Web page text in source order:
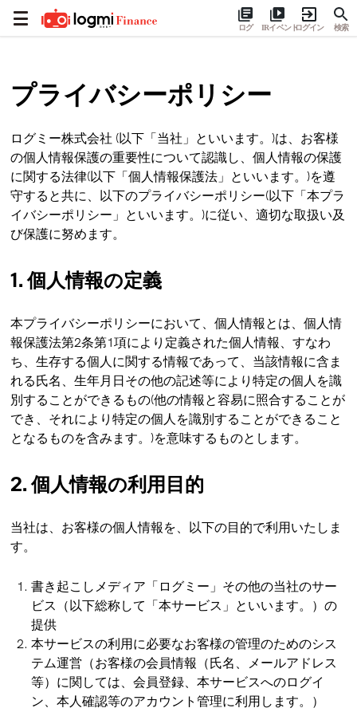
ログ IRイベントログイン 検索
プライバシーポリシー
ログミー株式会社 (以下「当社」といいます。)は、お客様
の個人情報保護の重要性について認識し、個人情報の保護
に関する法律(以下「個人情報保護法」といいます。)を遵
守すると共に、以下のプライバシーポリシー(以下「本プラ
イバシーポリシー」といいます。)に従い、適切な取扱い及
び保護に努めます。
1. 個人情報の定義
本プライバシーポリシーにおいて、個人情報とは、個人情
報保護法第2条第1項により定義された個人情報、すなわ
ち、生存する個人に関する情報であって、当該情報に含ま
れる氏名、生年月日その他の記述等により特定の個人を識
別することができるもの(他の情報と容易に照合することが
でき、それにより特定の個人を識別することができること
となるものを含みます。)を意味するものとします。
2. 個人情報の利用目的
当社は、お客様の個人情報を、以下の目的で利用いたしま
す。
書き起こしメディア「ログミー」その他の当社のサー
ビス（以下総称して「本サービス」といいます。）の
提供
本サービスの利用に必要なお客様の管理のためのシス
テム運営（お客様の会員情報（氏名、メールアドレス
等）に関しては、会員登録、本サービスへのログイ
ン、本人確認等のアカウント管理に利用します。）